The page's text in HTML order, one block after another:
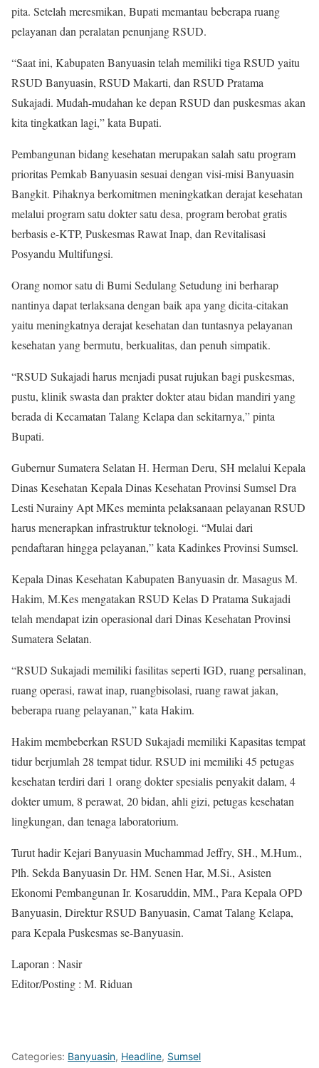
pita. Setelah meresmikan, Bupati memantau beberapa ruang
pelayanan dan peralatan penunjang RSUD.
“Saat ini, Kabupaten Banyuasin telah memiliki tiga RSUD yaitu
RSUD Banyuasin, RSUD Makarti, dan RSUD Pratama
Sukajadi. Mudah-mudahan ke depan RSUD dan puskesmas akan
kita tingkatkan lagi,” kata Bupati.
Pembangunan bidang kesehatan merupakan salah satu program
prioritas Pemkab Banyuasin sesuai dengan visi-misi Banyuasin
Bangkit. Pihaknya berkomitmen meningkatkan derajat kesehatan
melalui program satu dokter satu desa, program berobat gratis
berbasis e-KTP, Puskesmas Rawat Inap, dan Revitalisasi
Posyandu Multifungsi.
Orang nomor satu di Bumi Sedulang Setudung ini berharap
nantinya dapat terlaksana dengan baik apa yang dicita-citakan
yaitu meningkatnya derajat kesehatan dan tuntasnya pelayanan
kesehatan yang bermutu, berkualitas, dan penuh simpatik.
“RSUD Sukajadi harus menjadi pusat rujukan bagi puskesmas,
pustu, klinik swasta dan prakter dokter atau bidan mandiri yang
berada di Kecamatan Talang Kelapa dan sekitarnya,” pinta
Bupati.
Gubernur Sumatera Selatan H. Herman Deru, SH melalui Kepala
Dinas Kesehatan Kepala Dinas Kesehatan Provinsi Sumsel Dra
Lesti Nurainy Apt MKes meminta pelaksanaan pelayanan RSUD
harus menerapkan infrastruktur teknologi. “Mulai dari
pendaftaran hingga pelayanan,” kata Kadinkes Provinsi Sumsel.
Kepala Dinas Kesehatan Kabupaten Banyuasin dr. Masagus M.
Hakim, M.Kes mengatakan RSUD Kelas D Pratama Sukajadi
telah mendapat izin operasional dari Dinas Kesehatan Provinsi
Sumatera Selatan.
“RSUD Sukajadi memiliki fasilitas seperti IGD, ruang persalinan,
ruang operasi, rawat inap, ruangbisolasi, ruang rawat jakan,
beberapa ruang pelayanan,” kata Hakim.
Hakim membeberkan RSUD Sukajadi memiliki Kapasitas tempat
tidur berjumlah 28 tempat tidur. RSUD ini memiliki 45 petugas
kesehatan terdiri dari 1 orang dokter spesialis penyakit dalam, 4
dokter umum, 8 perawat, 20 bidan, ahli gizi, petugas kesehatan
lingkungan, dan tenaga laboratorium.
Turut hadir Kejari Banyuasin Muchammad Jeffry, SH., M.Hum.,
Plh. Sekda Banyuasin Dr. HM. Senen Har, M.Si., Asisten
Ekonomi Pembangunan Ir. Kosaruddin, MM., Para Kepala OPD
Banyuasin, Direktur RSUD Banyuasin, Camat Talang Kelapa,
para Kepala Puskesmas se-Banyuasin.
Laporan : Nasir
Editor/Posting : M. Riduan
Categories: Banyuasin, Headline, Sumsel